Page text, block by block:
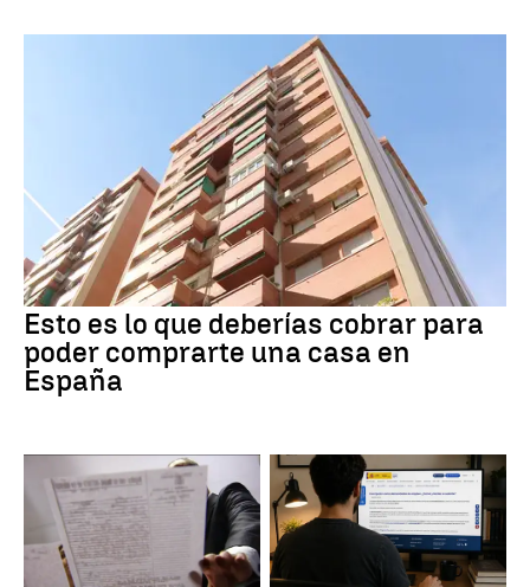
Esto es lo que deberías cobrar para
poder comprarte una casa en
España